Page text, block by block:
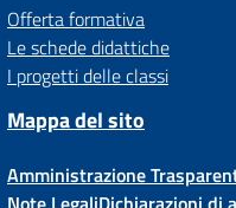
Offerta formativa
Le schede didattiche
I progetti delle classi
Mappa del sito
Amministrazione